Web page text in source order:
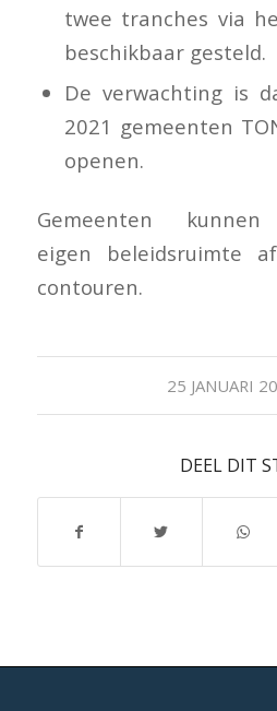
twee tranches via
beschikbaar gesteld.
De verwachting is
2021 gemeenten
openen.
Gemeenten
eigen beleidsruimte
contouren.
25 JANUARI
/
DEEL DIT